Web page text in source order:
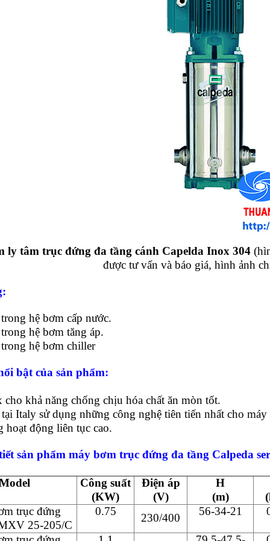
ly tâm trục đứng đa tầng cánh Capelda Inox 304
được tư vấn và báo giá, hình ảnh
hệ bơm cấp nước.
hệ bơm tăng áp.
hệ bơm chiller
bật của sản phẩm:
khả năng chống chịu hóa chất ăn mòn tốt.
Italy sử dụng những công nghệ tiên tiến nhất cho
hoạt động liên tục cao.
sản phẩm máy bơm trục đứng đa tầng Calpeda
Công suất
(KW)
Điện áp
(V)
H
(m)
trục đứng
25-205/C
0.75
230/400
56-34-21